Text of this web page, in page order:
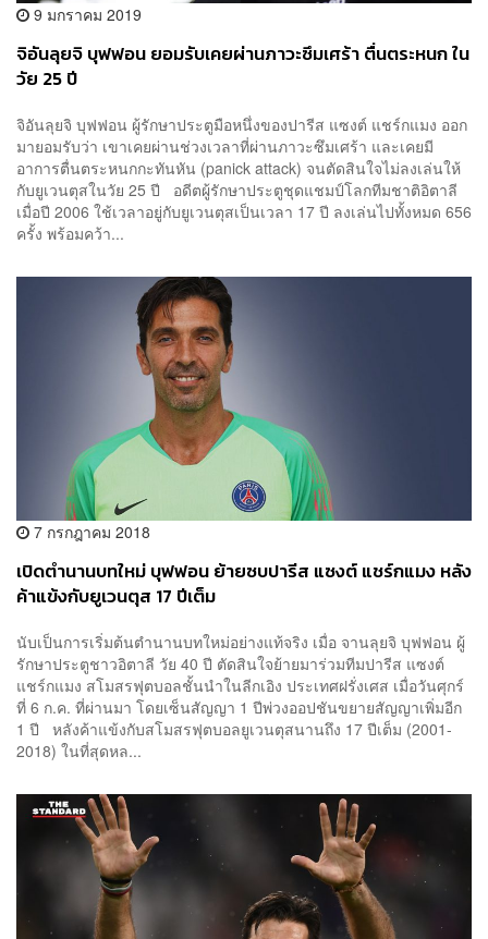
9 มกราคม 2019
จิอันลุยจิ บุฟฟอน ยอมรับเคยผ่านภาวะซึมเศร้า ตื่นตระหนก ใน
วัย 25 ปี
จิอันลุยจิ บุฟฟอน ผู้รักษาประตูมือหนึ่งของปารีส แซงต์ แชร์กแมง ออก
มายอมรับว่า เขาเคยผ่านช่วงเวลาที่ผ่านภาวะซึมเศร้า และเคยมี
อาการตื่นตระหนกกะทันหัน (panick attack) จนตัดสินใจไม่ลงเล่นให้
กับยูเวนตุสในวัย 25 ปี อดีตผู้รักษาประตู​ชุดแชมป์โลกทีมชาติอิตาลี
เมื่อปี 2006 ใช้เวลาอยู่กับยูเวนตุสเป็นเวลา 17 ปี ลงเล่นไปทั้งหมด 656
ครั้ง พร้อมคว้า...
7 กรกฎาคม 2018
เปิดตำนานบทใหม่ บุฟฟอน ย้ายซบปารีส แซงต์ แชร์กแมง หลัง
ค้าแข้งกับยูเวนตุส 17 ปีเต็ม
นับเป็นการเริ่มต้นตำนานบทใหม่อย่างแท้จริง เมื่อ จานลุยจิ บุฟฟอน ผู้
รักษาประตูชาวอิตาลี วัย 40 ปี ตัดสินใจย้ายมาร่วมทีมปารีส แซงต์
แชร์กแมง สโมสรฟุตบอลชั้นนำในลีกเอิง ประเทศฝรั่งเศส เมื่อวันศุกร์
ที่ 6 ก.ค. ที่ผ่านมา โดยเซ็นสัญญา 1 ปีพ่วงออปชันขยายสัญญาเพิ่มอีก
1 ปี หลังค้าแข้งกับสโมสรฟุตบอลยูเวนตุสนานถึง 17 ปีเต็ม (2001-
2018) ในที่สุดหล...